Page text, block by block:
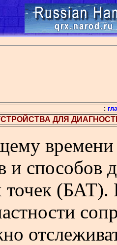
:
ДЛЯ
и способов
точек (БАТ).